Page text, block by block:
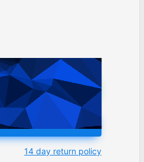
WhatsApp
CART
14 day return policy